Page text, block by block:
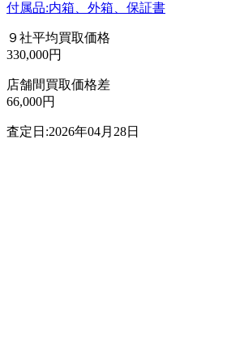
付属品:内箱、外箱、保証書
９社平均買取価格
330,000円
店舗間買取価格差
66,000円
査定日:2026年04月28日